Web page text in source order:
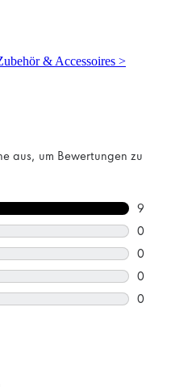
& Accessoires >